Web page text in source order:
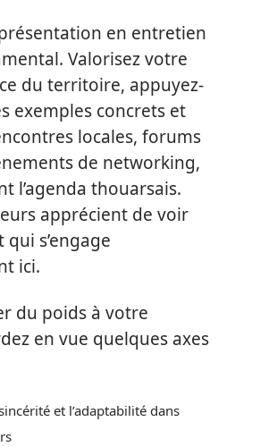
en entretien
Valorisez votre
du territoire, appuyez-
exemples concrets et
locales, forums
de networking,
l’agenda thouarsais.
apprécient de voir
s’engage
ici.
du poids à votre
en vue quelques axes
et l’adaptabilité dans